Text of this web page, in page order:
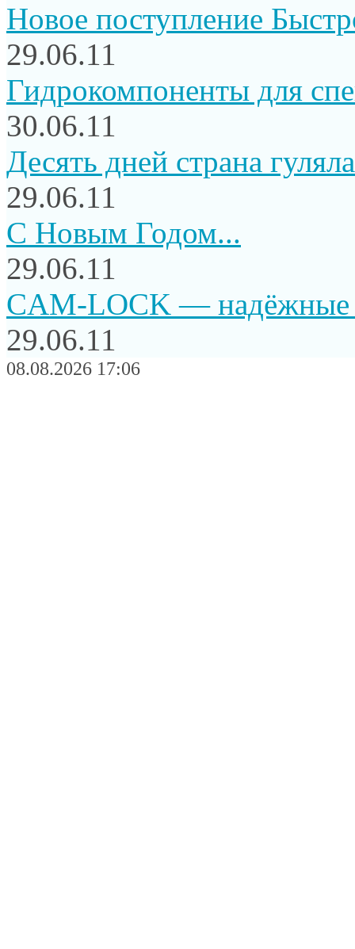
Новое поступление
29.06.11
Гидрокомпоненты для
30.06.11
Десять дней страна
29.06.11
C Новым Годом...
29.06.11
CAM-LOCK — надёжные
29.06.11
08.08.2026 17:06